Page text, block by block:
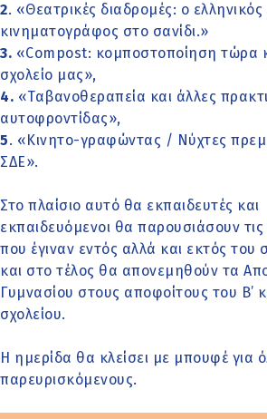
2. «Θεατρικές διαδρομές: ο ελληνικός
κινηματογράφος στο σανίδι.»
3. «Compost: κομποστοποίηση τώρα
σχολείο μας»,
4. «Ταβανοθεραπεία και άλλες
αυτοφροντίδας»,
5. «Κινητο-γραφώντας / Νύχτες
ΣΔΕ».
Στο πλαίσιο αυτό θα εκπαιδευτές και
εκπαιδευόμενοι θα παρουσιάσουν τις
που έγιναν εντός αλλά και εκτός του
και στο τέλος θα απονεμηθούν τα
Γυμνασίου στους αποφοίτους του Β’
σχολείου.
Η ημερίδα θα κλείσει με μπουφέ για
παρευρισκόμενους.